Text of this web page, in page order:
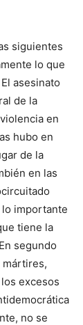
siguientes
lo que
asesinato
de la
en
hubo en
de la
en las
importante
tiene la
segundo
mártires,
excesos
no se